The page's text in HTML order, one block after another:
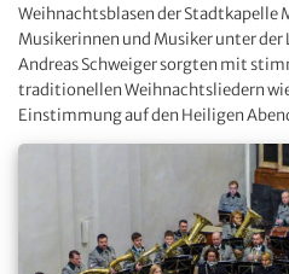
Weihnachtsblasen der Stadtkapelle
Musikerinnen und Musiker unter
Andreas Schweiger sorgten mit
traditionellen Weihnachtsliedern
Einstimmung auf den Heiligen